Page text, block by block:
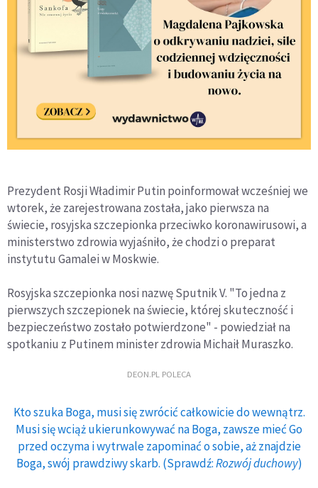
Prezydent Rosji Władimir Putin poinformował wcześniej we
wtorek, że zarejestrowana została, jako pierwsza na
świecie, rosyjska szczepionka przeciwko koronawirusowi, a
ministerstwo zdrowia wyjaśniło, że chodzi o preparat
instytutu Gamalei w Moskwie.
Rosyjska szczepionka nosi nazwę Sputnik V. "To jedna z
pierwszych szczepionek na świecie, której skuteczność i
bezpieczeństwo zostało potwierdzone" - powiedział na
spotkaniu z Putinem minister zdrowia Michaił Muraszko.
DEON.PL POLECA
Kto szuka Boga, musi się zwrócić całkowicie do wewnątrz.
Musi się wciąż ukierunkowywać na Boga, zawsze mieć Go
przed oczyma i wytrwale zapominać o sobie, aż znajdzie
Boga, swój prawdziwy skarb. (Sprawdź:Rozwój duchowy)